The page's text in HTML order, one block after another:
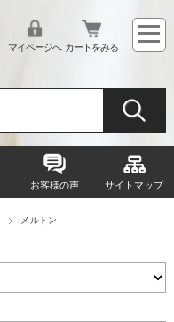
マイページへ カートをみる
お客様の声 サイトマップ
メルトン